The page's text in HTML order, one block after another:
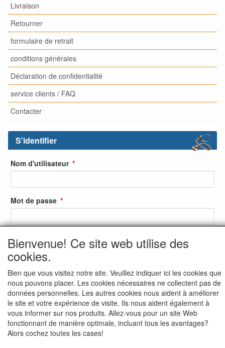
Livraison
Retourner
formulaire de retrait
conditions générales
Déclaration de confidentialité
service clients / FAQ
Contacter
S'identifier
Nom d'utilisateur
Mot de passe
S'identifier
S'inscrire
Mot de passe oublié ?
Bienvenue! Ce site web utilise des
cookies.
Bien que vous visitez notre site. Veuillez indiquer ici les cookies que
nous pouvons placer. Les cookies nécessaires ne collectent pas de
données personnelles. Les autres cookies nous aident à améliorer
le site et votre expérience de visite. Ils nous aident également à
vous informer sur nos produits. Allez-vous pour un site Web
fonctionnant de manière optimale, incluant tous les avantages?
Alors cochez toutes les cases!